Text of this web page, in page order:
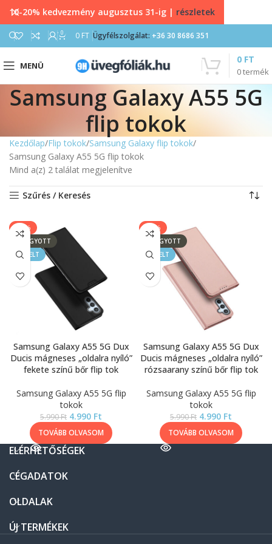
0 0 FT Ügyfélszolgálat: +36 30 8686 351
MENÜ
0termék
0 FT
Samsung Galaxy A55 5G
flip tokok
Kezdőlap Flip tokok Samsung Galaxy flip tokok
Samsung Galaxy A55 5G flip tokok
Mind a(z) 2 találat megjelenítve
Szűrés / Keresés
-17%
ELFOGYOTT
KIEMELT
Samsung Galaxy A55 5G Dux
Ducis mágneses „oldalra nyíló”
fekete színű bőr flip tok
Samsung Galaxy A55 5G flip
tokok
5.990Ft 4.990 Ft
TOVÁBB OLVASOM
-17%
ELFOGYOTT
KIEMELT
Samsung Galaxy A55 5G Dux
Ducis mágneses „oldalra nyíló”
rózsaarany színű bőr flip tok
Samsung Galaxy A55 5G flip
tokok
5.990Ft 4.990 Ft
TOVÁBB OLVASOM
ELÉRHETŐSÉGEK
CÉGADATOK
OLDALAK
ÚJ TERMÉKEK
10-20% kedvezmény augusztus 31-ig | részletek